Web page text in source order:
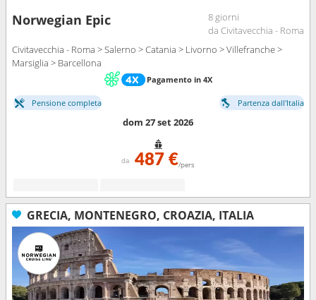
Norwegian Epic
8 giorni
da Civitavecchia - Roma
Civitavecchia - Roma > Salerno > Catania > Livorno > Villefranche >
Marsiglia > Barcellona
Pagamento in 4X
Pensione completa Partenza dall'Italia
dom 27 set 2026
da 487 €/pers
GRECIA, MONTENEGRO, CROAZIA, ITALIA